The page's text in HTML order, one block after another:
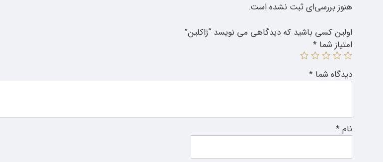
هنوز بررسی‌ای ثبت نشده است.
اولین کسی باشید که دیدگاهی می نویسد “ژاکلین”
امتیاز شما *
دیدگاه شما *
نام*